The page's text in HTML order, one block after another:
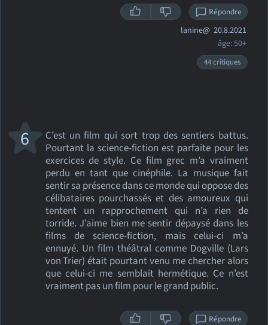
Répondre
lanine@ 20.8.2021
âge: 50+
44 critiques
C’est un film qui sort trop des sentiers battus.
Pourtant la science-fiction est parfaite pour les
exercices de style. Ce film grec m’a vraiment
perdu en tant que cinéphile. La musique fait
sentir sa présence dans ce monde qui oppose des
célibataires pourchassés et des amoureux qui
tentent un rapprochement qui n’a rien de
torride. J’aime bien me sentir dépaysé dans les
films de science-fiction, mais celui-ci m’a
ennuyé. Un film théâtral comme Dogville (Lars
von Trier) était pourtant venu me chercher alors
que celui-ci me semblait hermétique. Ce n’est
vraiment pas un film pour le grand public.
6
Répondre